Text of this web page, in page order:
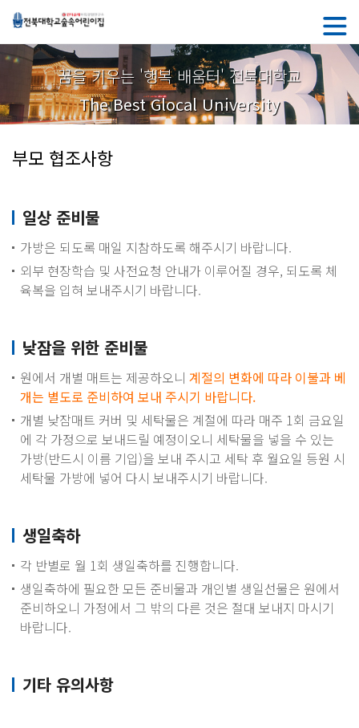
꿈을 키우는 '행복 배움터' 전북대학교
The Best Glocal University
부모 협조사항
일상 준비물
가방은 되도록 매일 지참하도록 해주시기 바랍니다.
외부 현장학습 및 사전요청 안내가 이루어질 경우, 되도록 체
육복을 입혀 보내주시기 바랍니다.
낮잠을 위한 준비물
원에서 개별 매트는 제공하오니 계절의 변화에 따라 이불과 베
개는 별도로 준비하여 보내 주시기 바랍니다.
개별 낮잠매트 커버 및 세탁물은 계절에 따라 매주 1회 금요일
에 각 가정으로 보내드릴 예정이오니 세탁물을 넣을 수 있는
가방(반드시 이름 기입)을 보내 주시고 세탁 후 월요일 등원 시
세탁물 가방에 넣어 다시 보내주시기 바랍니다.
생일축하
각 반별로 월 1회 생일축하를 진행합니다.
생일축하에 필요한 모든 준비물과 개인별 생일선물은 원에서
준비하오니 가정에서 그 밖의 다른 것은 절대 보내지 마시기
바랍니다.
기타 유의사항